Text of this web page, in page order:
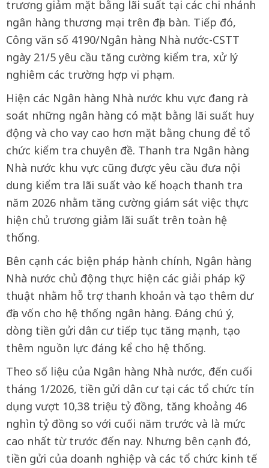
trương giảm mặt bằng lãi suất tại các chi nhánh
ngân hàng thương mại trên địa bàn. Tiếp đó,
Công văn số 4190/Ngân hàng Nhà nước-CSTT
ngày 21/5 yêu cầu tăng cường kiểm tra, xử lý
nghiêm các trường hợp vi phạm.
Hiện các Ngân hàng Nhà nước khu vực đang rà
soát những ngân hàng có mặt bằng lãi suất huy
động và cho vay cao hơn mặt bằng chung để tổ
chức kiểm tra chuyên đề. Thanh tra Ngân hàng
Nhà nước khu vực cũng được yêu cầu đưa nội
dung kiểm tra lãi suất vào kế hoạch thanh tra
năm 2026 nhằm tăng cường giám sát việc thực
hiện chủ trương giảm lãi suất trên toàn hệ
thống.
Bên cạnh các biện pháp hành chính, Ngân hàng
Nhà nước chủ động thực hiện các giải pháp kỹ
thuật nhằm hỗ trợ thanh khoản và tạo thêm dư
địa vốn cho hệ thống ngân hàng. Đáng chú ý,
dòng tiền gửi dân cư tiếp tục tăng mạnh, tạo
thêm nguồn lực đáng kể cho hệ thống.
Theo số liệu của Ngân hàng Nhà nước, đến cuối
tháng 1/2026, tiền gửi dân cư tại các tổ chức tín
dụng vượt 10,38 triệu tỷ đồng, tăng khoảng 46
nghìn tỷ đồng so với cuối năm trước và là mức
cao nhất từ trước đến nay. Nhưng bên cạnh đó,
tiền gửi của doanh nghiệp và các tổ chức kinh tế